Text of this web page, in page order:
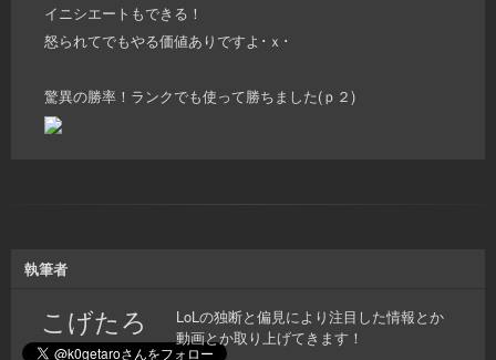
イニシエートもできる！
怒られてでもやる価値ありですよ･ｘ･
驚異の勝率！ランクでも使って勝ちました(ｐ２)
執筆者
こげたろ
LoLの独断と偏見により注目した情報とか
動画とか取り上げてきます！